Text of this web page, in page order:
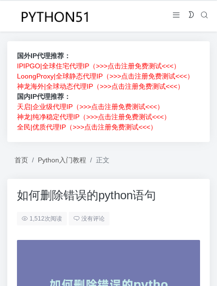
国外IP代理推荐：
IPIPGO|全球住宅代理IP（>>>点击注册免费测试<<<）
LoongProxy|全球静态代理IP（>>>点击注册免费测试<<<）
神龙海外|全球动态代理IP（>>>点击注册免费测试<<<）
国内IP代理推荐：
天启|企业级代理IP（>>>点击注册免费测试<<<）
神龙|纯净稳定代理IP（>>>点击注册免费测试<<<）
全民|优质代理IP（>>>点击注册免费测试<<<）
首页 Python入门教程 正文
如何删除错误的python语句
1,512次阅读 没有评论